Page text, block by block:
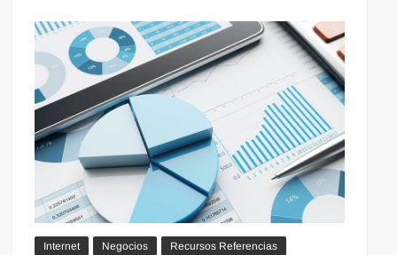
Internet Negocios Recursos Referencias